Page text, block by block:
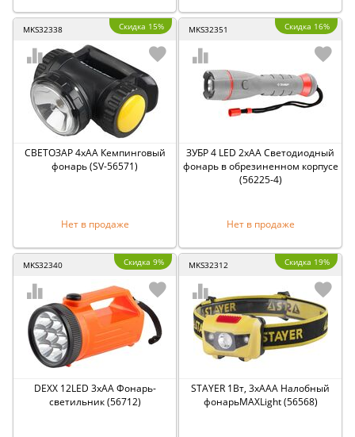
MKS32338 Скидка 15%
СВЕТОЗАР 4хAA Кемпинговый
фонарь (SV-56571)
Нет в продаже
MKS32351 Скидка 16%
ЗУБР 4 LED 2хАА Светодиодный
фонарь в обрезиненном корпусе
(56225-4)
Нет в продаже
MKS32340 Скидка 9%
DEXX 12LED 3хAA Фонарь-
светильник (56712)
MKS32312 Скидка 19%
STAYER 1Вт, 3хAAA Налобный
фонарьMAXLight (56568)